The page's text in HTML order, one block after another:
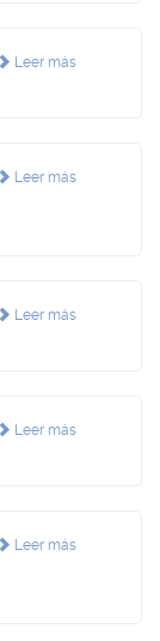
Leer más
Leer más
Leer más
Leer más
Leer más